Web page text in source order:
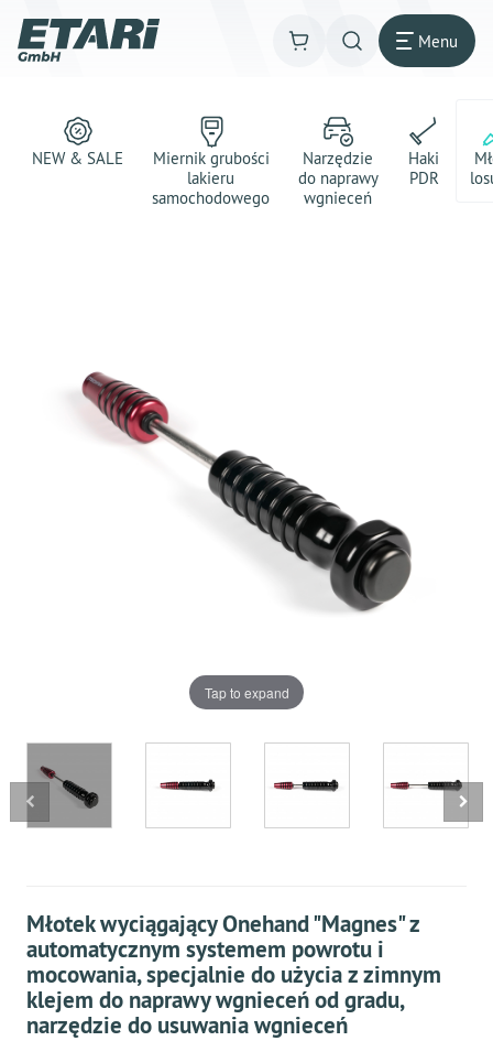
Menu
NEW & SALE
Miernik grubości
lakieru
samochodowego
Narzędzie
do naprawy
wgnieceń
Haki
PDR
Tap to expand
Młotek wyciągający Onehand "Magnes" z
automatycznym systemem powrotu i
mocowania, specjalnie do użycia z zimnym
klejem do naprawy wgnieceń od gradu,
narzędzie do usuwania wgnieceń